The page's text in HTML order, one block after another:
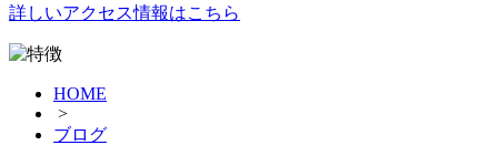
詳しいアクセス情報はこちら
HOME
>
ブログ